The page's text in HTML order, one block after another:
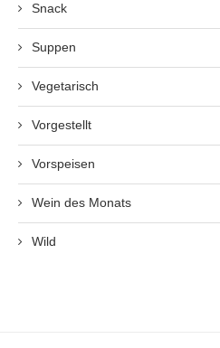
Snack
Suppen
Vegetarisch
Vorgestellt
Vorspeisen
Wein des Monats
Wild